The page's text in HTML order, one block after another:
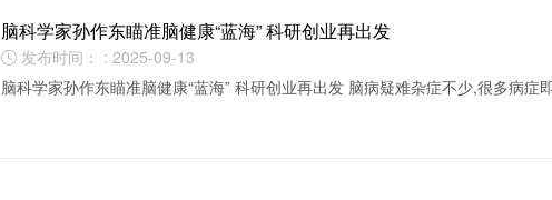
脑科学家孙作东瞄准脑健康“蓝海” 科研创业再出发
发布时间： : 2025-09-13
脑科学家孙作东瞄准脑健康“蓝海” 科研创业再出发 脑病疑难杂症不少,很多病症